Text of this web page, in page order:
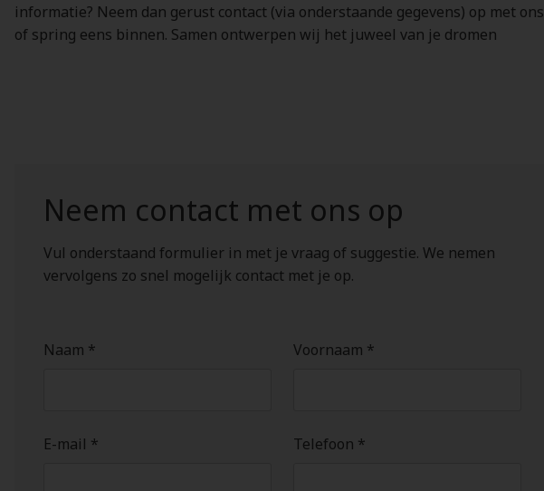
informatie? Neem dan gerust contact (via onderstaande gegevens) op met ons
of spring eens binnen. Samen ontwerpen wij het juweel van je dromen
Neem contact met ons op
Vul onderstaand formulier in met je vraag of suggestie. We nemen
vervolgens zo snel mogelijk contact met je op.
Naam * Voornaam *
E-mail * Telefoon *